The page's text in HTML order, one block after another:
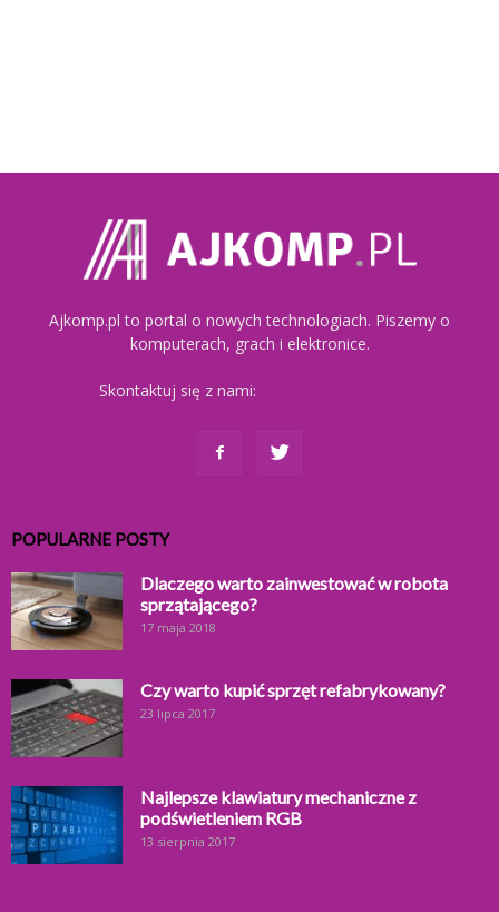
Ajkomp.pl to portal o nowych technologiach. Piszemy o
komputerach, grach i elektronice.
Skontaktuj się z nami:
POPULARNE POSTY
Dlaczego warto zainwestować w robota
sprzątającego?
17 maja 2018
Czy warto kupić sprzęt refabrykowany?
23 lipca 2017
Najlepsze klawiatury mechaniczne z
podświetleniem RGB
13 sierpnia 2017